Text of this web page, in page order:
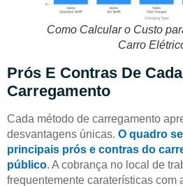
Como Calcular o Custo
Carro
Prós E Contras De
Carregamento
Cada método de carregamento
desvantagens únicas. O quadro
principais prós e contras do
público. A cobrança no local de
frequentemente caraterísticas com